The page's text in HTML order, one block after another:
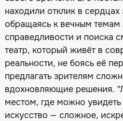
находили отклик в сердцах
обращаясь к вечным
справедливости и поиска
театр, который живёт в
реальности, не боясь её
предлагать зрителям
вдохновляющие решения.
местом, где можно
искусство — сложное,